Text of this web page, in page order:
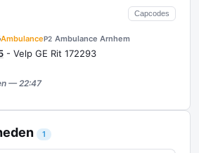
Capcodes
AmbulanceP2 Ambulance Arnhem
- Velp GE Rit 172293
— 22:47
1